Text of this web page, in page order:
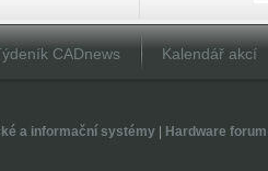
CADnews Kalendář akcí
a informační systémy| Hardware forum